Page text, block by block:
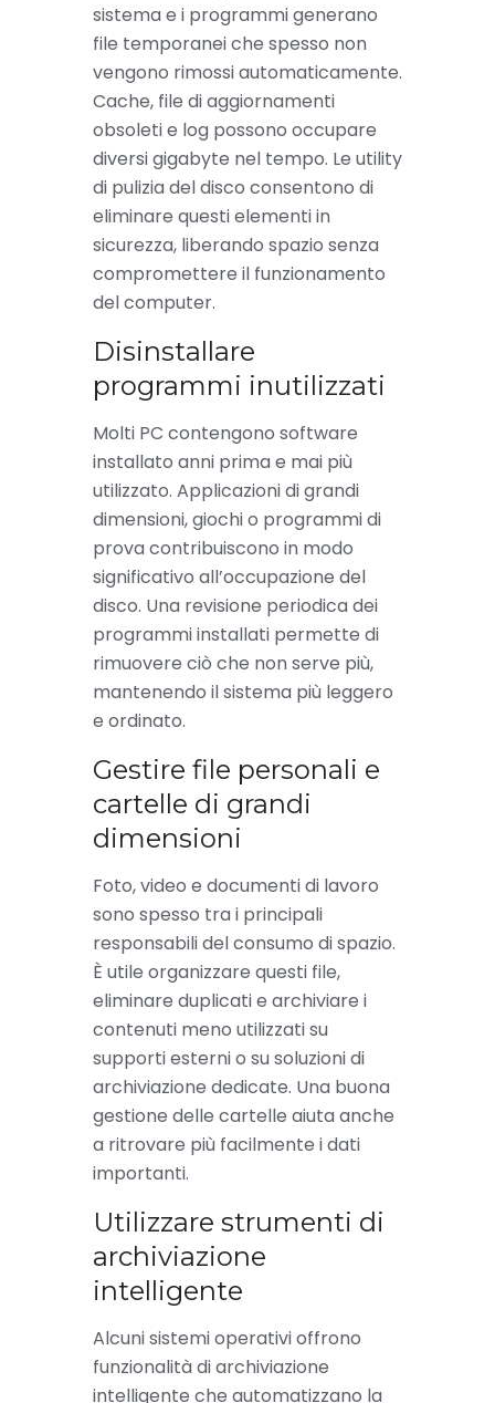
sistema e i programmi generano
file temporanei che spesso non
vengono rimossi automaticamente.
Cache, file di aggiornamenti
obsoleti e log possono occupare
diversi gigabyte nel tempo. Le utility
di pulizia del disco consentono di
eliminare questi elementi in
sicurezza, liberando spazio senza
compromettere il funzionamento
del computer.
Disinstallare
programmi inutilizzati
Molti PC contengono software
installato anni prima e mai più
utilizzato. Applicazioni di grandi
dimensioni, giochi o programmi di
prova contribuiscono in modo
significativo all’occupazione del
disco. Una revisione periodica dei
programmi installati permette di
rimuovere ciò che non serve più,
mantenendo il sistema più leggero
e ordinato.
Gestire file personali e
cartelle di grandi
dimensioni
Foto, video e documenti di lavoro
sono spesso tra i principali
responsabili del consumo di spazio.
È utile organizzare questi file,
eliminare duplicati e archiviare i
contenuti meno utilizzati su
supporti esterni o su soluzioni di
archiviazione dedicate. Una buona
gestione delle cartelle aiuta anche
a ritrovare più facilmente i dati
importanti.
Utilizzare strumenti di
archiviazione
intelligente
Alcuni sistemi operativi offrono
funzionalità di archiviazione
intelligente che automatizzano la